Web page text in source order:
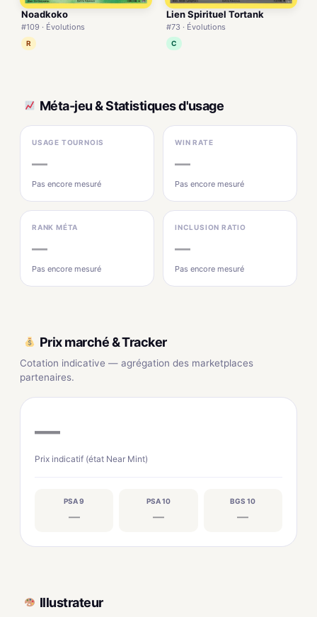
Noadkoko
#109 · Évolutions
R
Lien Spirituel Tortank
#73 · Évolutions
C
Méta-jeu & Statistiques d'usage
USAGE TOURNOIS
—
Pas encore mesuré
WIN RATE
—
Pas encore mesuré
RANK MÉTA
—
Pas encore mesuré
INCLUSION RATIO
—
Pas encore mesuré
Prix marché & Tracker
Cotation indicative — agrégation des marketplaces
partenaires.
—
Prix indicatif (état Near Mint)
PSA 9
—
PSA 10
—
BGS 10
—
Illustrateur